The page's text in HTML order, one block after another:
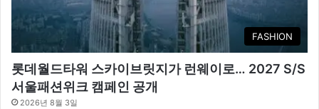
FASHION
롯데월드타워 스카이브릿지가 런웨이로… 2027 S/S
서울패션위크 캠페인 공개
2026년 8월 3일